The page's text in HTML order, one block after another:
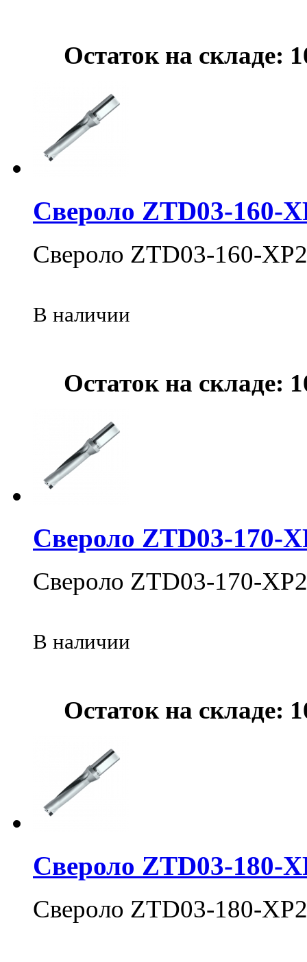
Остаток на складе:
Свероло ZTD03-160-
Свероло ZTD03-160-
В наличии
Остаток на складе:
Свероло ZTD03-170-
Свероло ZTD03-170-
В наличии
Остаток на складе:
Свероло ZTD03-180-
Свероло ZTD03-180-